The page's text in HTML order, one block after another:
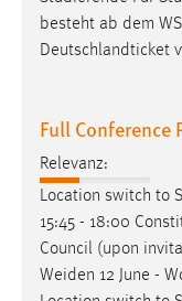
besteht ab dem
Deutschlandticket
Full Conference
Relevanz:
Location switch to
15:45 - 18:00
Council (upon
Weiden 12 June -
Location switch to